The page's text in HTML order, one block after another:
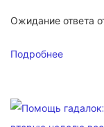
Ожидание ответа
Подробнее